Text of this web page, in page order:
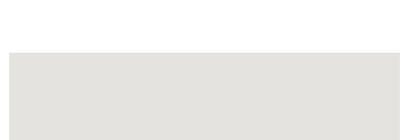
visuomenės labui idėjos; vieni portretai reprezentaciniai,